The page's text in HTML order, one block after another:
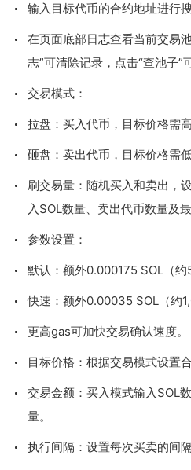
输入目标代币的合约地址进行
在页面底部日志查看当前交易
志”可清除记录，点击“查池子”
交易模式：
拉盘：买入代币，目标价格需
砸盘：卖出代币，目标价格需
刷交易量：随机买入和卖出，
入SOL数量、卖出代币数量及
参数设置：
默认：额外0.000175 SOL（约
快速：额外0.00035 SOL（约
更高gas可加快交易确认速度。
目标价格：根据交易模式设置
交易金额：买入模式输入SOL
量。
执行间隔：设置每次买卖的间